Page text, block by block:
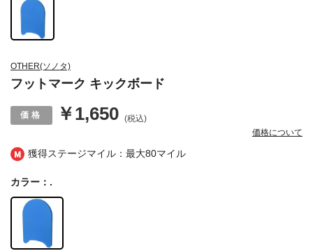
獲得ステージマイル：最大80マイル
OTHER(ソノタ)
フットマーク キックボード
￥1,650 (税込)
価格について
カラー：.